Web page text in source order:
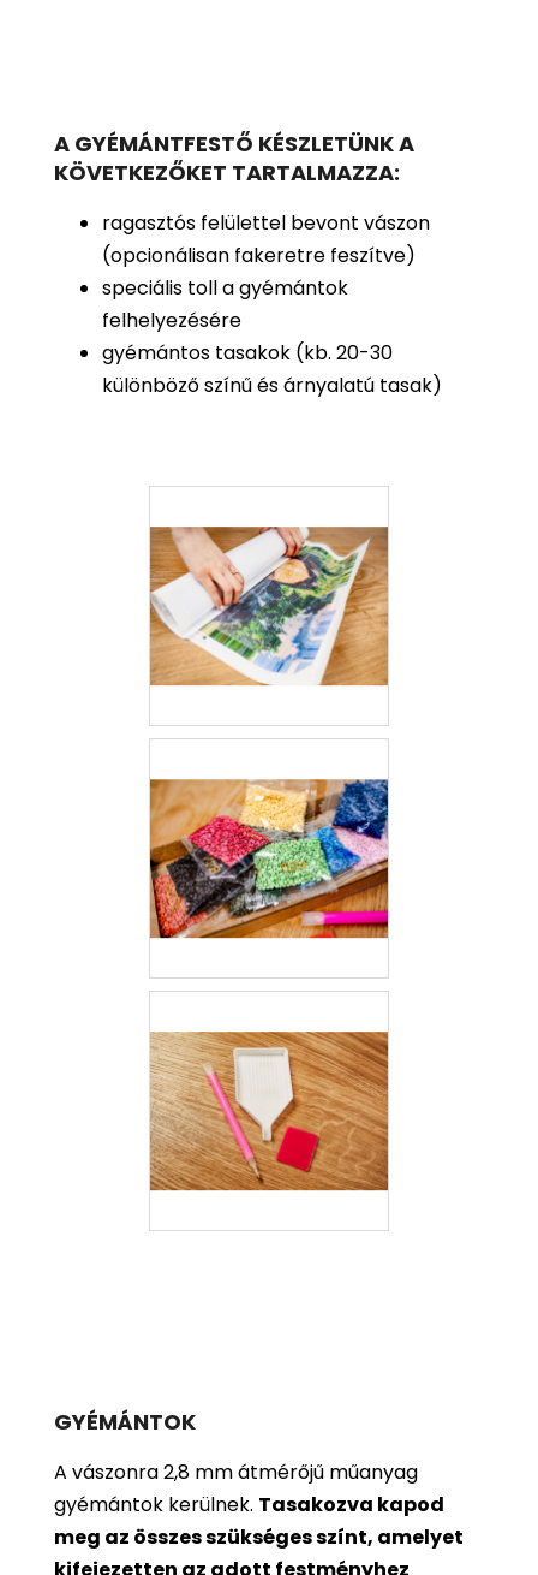
A GYÉMÁNTFESTŐ KÉSZLETÜNK A
KÖVETKEZŐKET TARTALMAZZA:
ragasztós felülettel bevont vászon
(opcionálisan fakeretre feszítve)
speciális toll a gyémántok
felhelyezésére
gyémántos tasakok (kb. 20-30
különböző színű és árnyalatú tasak)
GYÉMÁNTOK
A vászonra 2,8 mm átmérőjű műanyag
gyémántok kerülnek. Tasakozva kapod
meg az összes szükséges színt, amelyet
kifejezetten az adott festményhez